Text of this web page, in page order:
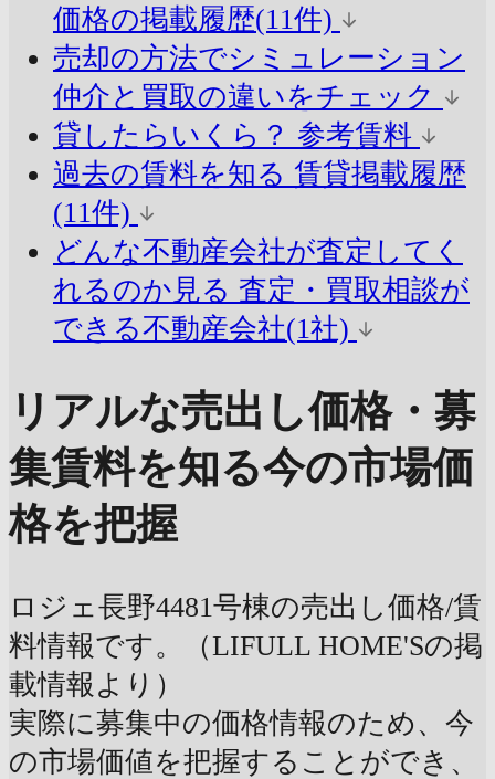
価格の掲載履歴(11件)
売却の方法でシミュレーション
仲介と買取の違いをチェック
貸したらいくら？ 参考賃料
過去の賃料を知る 賃貸掲載履歴
(11件)
どんな不動産会社が査定してく
れるのか見る 査定・買取相談が
できる不動産会社(1社)
リアルな売出し価格・募
集賃料を知る今の市場価
格を把握
ロジェ長野4481号棟の売出し価格/賃
料情報です。（LIFULL HOME'Sの掲
載情報より）
実際に募集中の価格情報のため、今
の市場価値を把握することができ、